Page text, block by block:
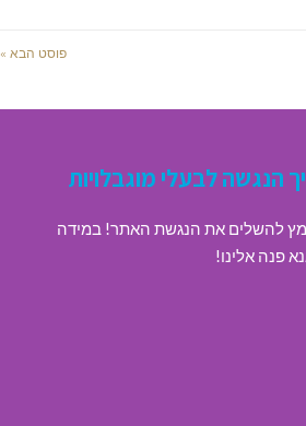
פוסט הבא »
הנגשה לבעלי מוגבלויות
להשלים את הנגשת האתר! במידה
פנה אלינו!